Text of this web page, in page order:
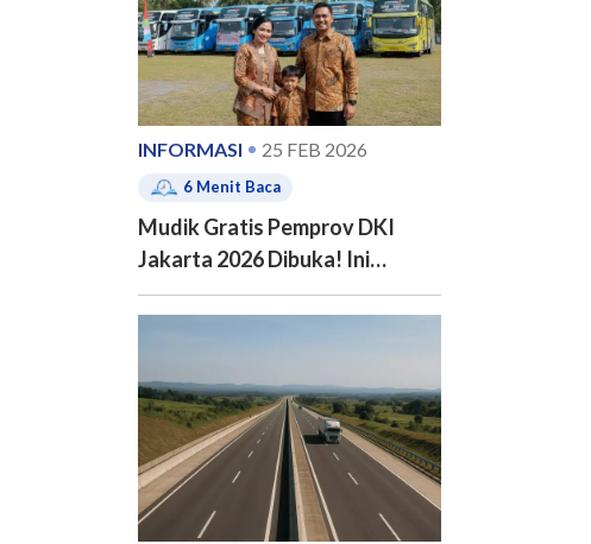
table of contents
INFORMASI 25 FEB 2026
6 Menit Baca
Mudik Gratis Pemprov DKI
Jakarta 2026 Dibuka! Ini
Jadwal, 20 Kota Tujuan dan
Cara Pendaftarannya